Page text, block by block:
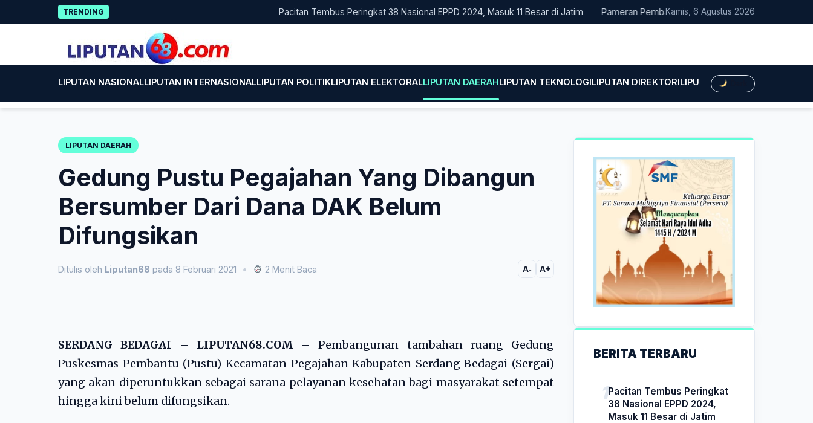
to
TRENDING Pacitan Tembus Peringkat 38 Nasional EPPD 2024, Masuk 11 Besar di Jatim Pameran Pembangunan NTT Didorong Naik Kelas, DPRD
Kamis, 6 Agustus 2026
LIPUTAN NASIONALLIPUTAN INTERNASIONALLIPUTAN POLITIKLIPUTAN ELEKTORALLIPUTAN DAERAHLIPUTAN TEKNOLOGILIPUTAN DIREKTORILIPUTAN HUKUMLIPUTAN
LIPUTAN DAERAH
Gedung Pustu Pegajahan Yang Dibangun
Bersumber Dari Dana DAK Belum
Difungsikan
Ditulis oleh Liputan68 pada 8 Februari 2021 • 2 Menit Baca A- A+
SERDANG BEDAGAI – LIPUTAN68.COM –Pembangunan tambahan ruang Gedung
Puskesmas Pembantu (Pustu) Kecamatan Pegajahan Kabupaten Serdang Bedagai (Sergai)
yang akan diperuntukkan sebagai sarana pelayanan kesehatan bagi masyarakat setempat
hingga kini belum difungsikan.
BERITA TERBARU
Pacitan Tembus Peringkat
38 Nasional EPPD 2024,
Masuk 11 Besar di Jatim